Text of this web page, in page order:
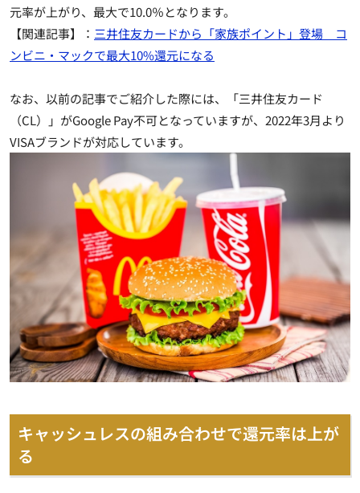
元率が上がり、最大で10.0％となります。
【関連記事】： 三井住友カードから「家族ポイント」登場 コ
ンビニ・マックで最大10%還元になる
なお、以前の記事でご紹介した際には、「三井住友カード
（CL）」がGoogle Pay不可となっていますが、2022年3月より
VISAブランドが対応しています。
キャッシュレスの組み合わせで還元率は上が
る